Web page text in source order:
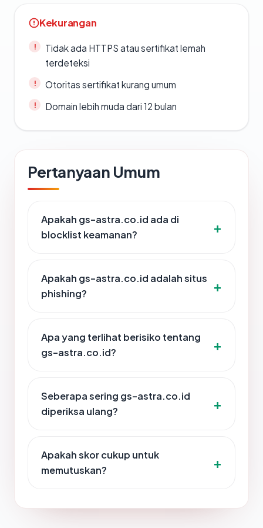
Kekurangan
Tidak ada HTTPS atau sertifikat lemah
terdeteksi
Otoritas sertifikat kurang umum
Domain lebih muda dari 12 bulan
Pertanyaan Umum
Apakah gs-astra.co.id ada di
blocklist keamanan?
Apakah gs-astra.co.id adalah situs
phishing?
Apa yang terlihat berisiko tentang
gs-astra.co.id?
Seberapa sering gs-astra.co.id
diperiksa ulang?
Apakah skor cukup untuk
memutuskan?